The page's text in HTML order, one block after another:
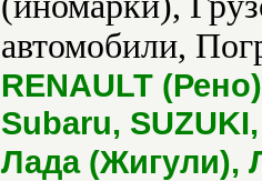
автомобили,
RENAULT
Subaru,
Лада (Жигули),